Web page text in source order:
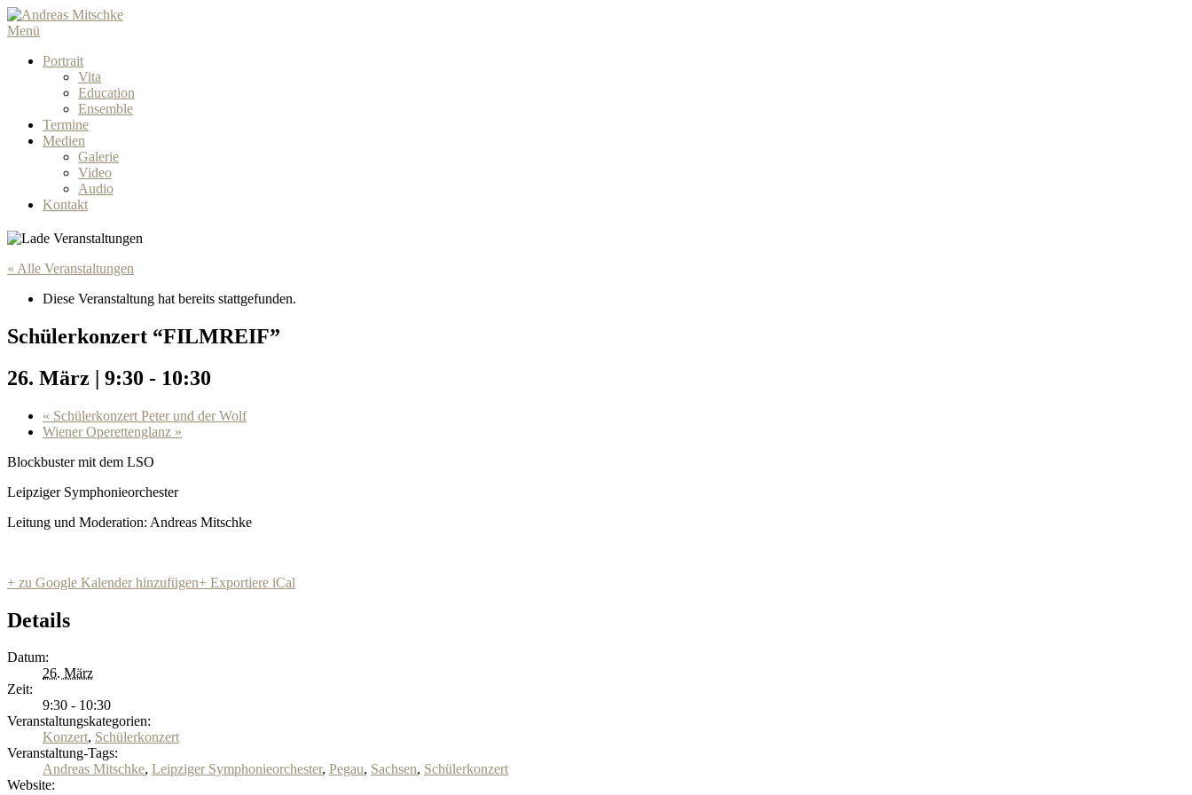
Menü
Portrait
Vita
Education
Ensemble
Termine
Medien
Galerie
Video
Audio
Kontakt
« Alle Veranstaltungen
Diese Veranstaltung hat bereits stattgefunden.
Schülerkonzert “FILMREIF”
26. März | 9:30 - 10:30
« Schülerkonzert Peter und der Wolf
Wiener Operettenglanz »
Blockbuster mit dem LSO
Leipziger Symphonieorchester
Leitung und Moderation: Andreas Mitschke
+ zu Google Kalender hinzufügen+ Exportiere iCal
Details
Datum:
26. März
Zeit:
9:30 - 10:30
Veranstaltungskategorien:
Konzert, Schülerkonzert
Veranstaltung-Tags:
Andreas Mitschke, Leipziger Symphonieorchester, Pegau, Sachsen, Schülerkonzert
Website: